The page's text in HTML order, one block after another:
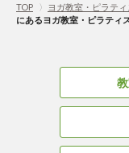
TOP 〉 ヨガ教室・ピラテ
にあるヨガ教室・ピラティ